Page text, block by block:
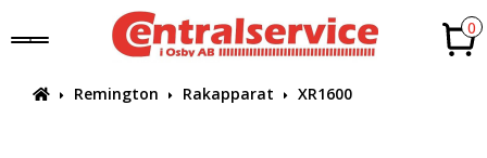
0
Remington Rakapparat XR1600